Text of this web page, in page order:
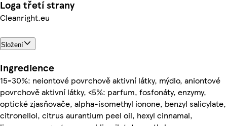
Loga třetí strany
Cleanright.eu
Složení
Ingredience
15-30%: neiontové povrchově aktivní látky, mýdlo, aniontové
povrchově aktivní látky, <5%: parfum, fosfonáty, enzymy,
optické zjasňovače, alpha-isomethyl ionone, benzyl salicylate,
citronellol, citrus aurantium peel oil, hexyl cinnamal,